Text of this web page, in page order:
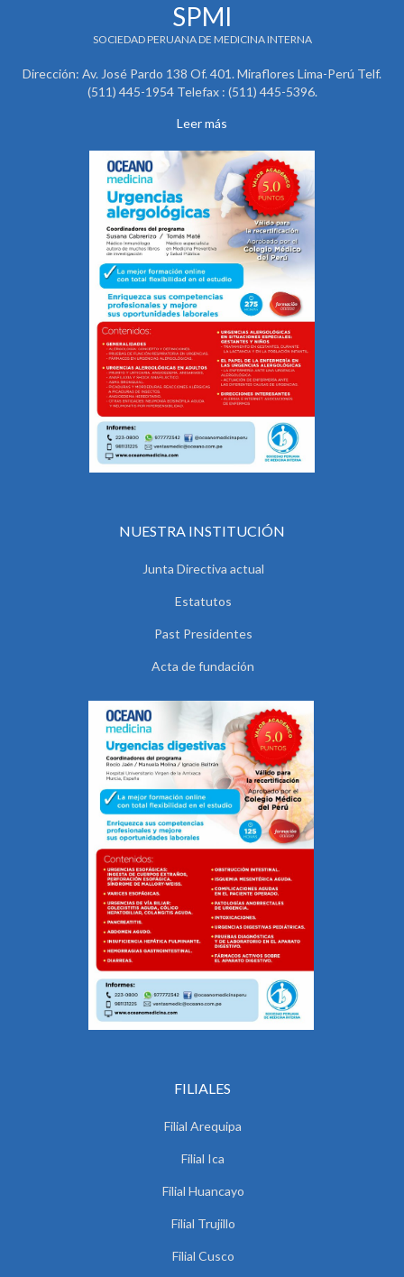
SPMI
SOCIEDAD PERUANA DE MEDICINA INTERNA
Dirección: Av. José Pardo 138 Of. 401. Miraflores Lima-Perú Telf.
(511) 445-1954 Telefax : (511) 445-5396.
Leer más
NUESTRA INSTITUCIÓN
Junta Directiva actual
Estatutos
Past Presidentes
Acta de fundación
FILIALES
Filial Arequipa
Filial Ica
Filial Huancayo
Filial Trujillo
Filial Cusco